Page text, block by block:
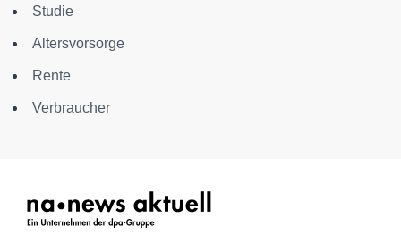
Studie
Altersvorsorge
Rente
Verbraucher